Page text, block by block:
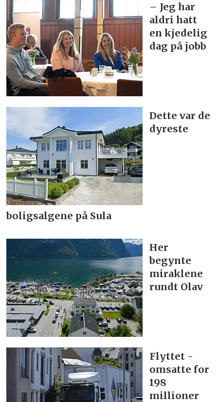
– Jeg har
aldri hatt
en kjedelig
dag på jobb
Dette var de
dyreste
boligsalgene på Sula
Her
begynte
miraklene
rundt Olav
Flyttet -
omsatte for
198
millioner